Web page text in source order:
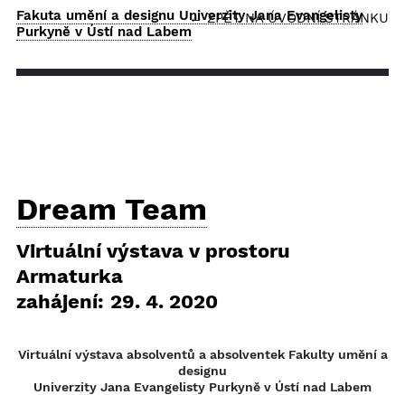
Fakuta umění a designu Univerzity Jana Evangelisty
Purkyně v Ústí nad Labem
← ZPĚT NA ÚVODNÍ STRÁNKU
Dream Team
Virtuální výstava v prostoru
Armaturka
zahájení: 29. 4. 2020
Virtuální výstava absolventů a absolventek Fakulty umění a
designu
Univerzity Jana Evangelisty Purkyně v Ústí nad Labem